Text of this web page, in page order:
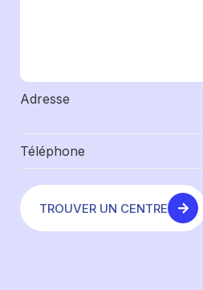
Adresse
Téléphone
TROUVER UN CENTRE